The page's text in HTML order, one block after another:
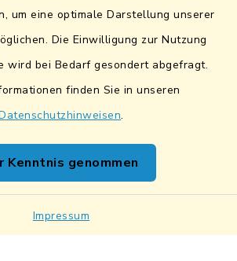
um eine optimale Darstellung unserer
Die Einwilligung zur Nutzung
wird bei Bedarf gesondert abgefragt.
finden Sie in unseren
.
Kenntnis genommen
Impressum
Kontaktformular
Datentransfer
Barrierefreiheit
Impressum
Netiquette